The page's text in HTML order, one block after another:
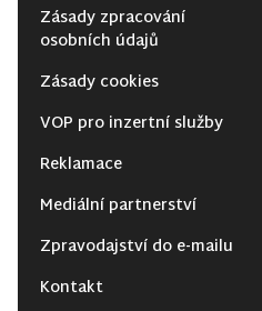
Zásady zpracování
osobních údajů
Zásady cookies
VOP pro inzertní služby
Reklamace
Mediální partnerství
Zpravodajství do e-mailu
Kontakt